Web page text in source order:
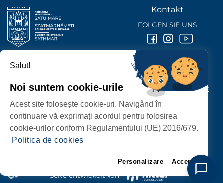
SCHUTZ DER PERSONENBEZOGENEN DATEN
Seite entwickelt von
BÜRGERMEISTERAMT DER STADT
P-ȚA 25 OCTOMBRIE, NR. 1 CORP M, 440026 SATU MARE
Kontakt
FOLGEN SIE UNS
Salut!
Noi suntem cookie-urile
Acest site folosește cookie-uri. Navigând în
continuare vă exprimați acordul pentru folosirea
cookie-urilor conform Regulamentului (UE) 2016/679.
Politica de cookies
Personalizare Accept